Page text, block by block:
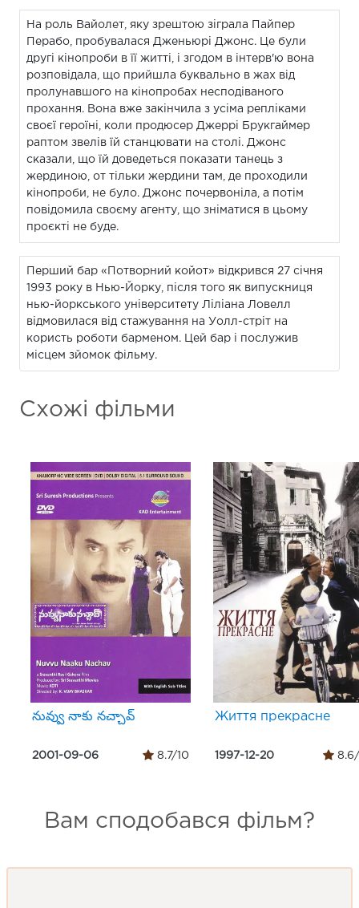
На роль Вайолет, яку зрештою зіграла Пайпер
Перабо, пробувалася Дженьюрі Джонс. Це були
другі кінопроби в її житті, і згодом в інтерв'ю вона
розповідала, що прийшла буквально в жах від
пролунавшого на кінопробах несподіваного
прохання. Вона вже закінчила з усіма репліками
своєї героїні, коли продюсер Джеррі Брукгаймер
раптом звелів їй станцювати на столі. Джонс
сказали, що їй доведеться показати танець з
жердиною, от тільки жердини там, де проходили
кінопроби, не було. Джонс почервоніла, а потім
повідомила своєму агенту, що зніматися в цьому
проєкті не буде.
Перший бар «Потворний койот» відкрився 27 січня
1993 року в Нью-Йорку, після того як випускниця
нью-йоркського університету Ліліана Ловелл
відмовилася від стажування на Уолл-стріт на
користь роботи барменом. Цей бар і послужив
місцем зйомок фільму.
Схожі фільми
నువ్వు నాకు నచ్చావ్
2001-09-06 8.7/10
Життя прекрасне
1997-12-20 8.6/
Вам сподобався фільм?